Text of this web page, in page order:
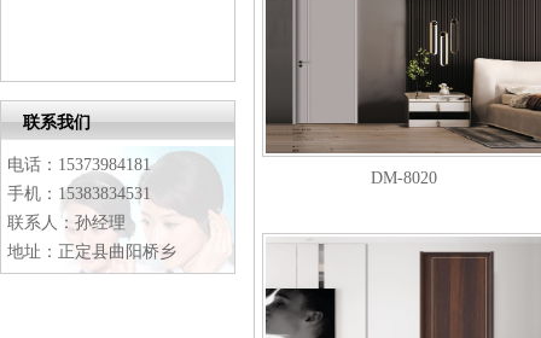
联系我们
电话：15373984181
手机：15383834531
联系人：孙经理
地址：正定县曲阳桥乡
DM-8020